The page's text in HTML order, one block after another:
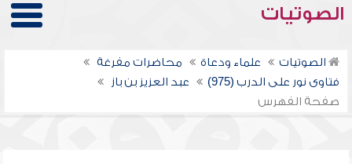
الصوتيات
الصوتيات علماء ودعاة
محاضرات مفرغة
فتاوى نور على الدرب (975)
عبد العزيز بن باز
صفحة الفهرس